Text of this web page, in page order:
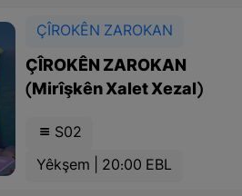
ÇÎROKÊN ZAROKAN
ÇÎROKÊN ZAROKAN
(Mirîşkên Xalet Xezal)
S02
Yêkşem | 20:00 EBL